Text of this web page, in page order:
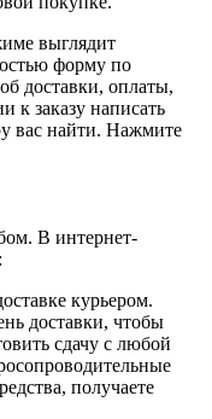
выглядит
форму по
доставки, оплаты,
к заказу написать
вас найти. Нажмите
В интернет-
курьером.
доставки, чтобы
сдачу с любой
получаете